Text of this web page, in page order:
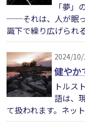
「夢
──それは、人が眠
識下で繰り広げられ
2024/10/
健やか
トルス
語は、
て扱われます。ネッ